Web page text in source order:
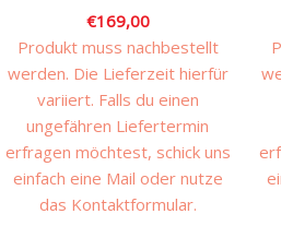
€169,00
Produkt muss nachbestellt
werden. Die Lieferzeit hierfür
variiert. Falls du einen
ungefähren Liefertermin
erfragen möchtest, schick uns
einfach eine Mail oder nutze
das Kontaktformular.